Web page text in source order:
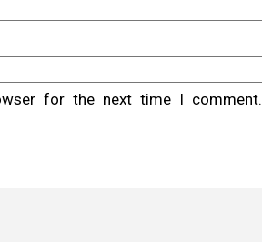
for the next time I comment.